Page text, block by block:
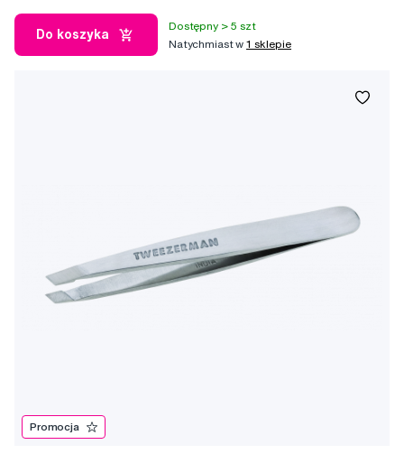
Do koszyka
Dostępny > 5 szt
Natychmiast w1 sklepie
Promocja